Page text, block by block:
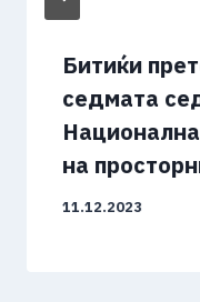
Битиќи
седмата
на
11.12.2023